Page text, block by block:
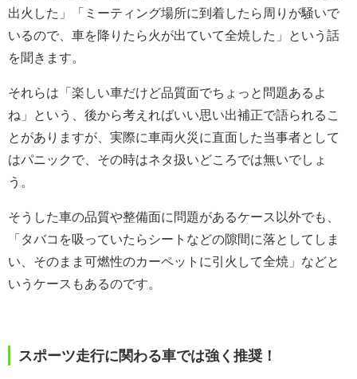
出火した」「ミーティング場所に到着したら周りが騒いで
いるので、車を降りたら火が出ていて全焼した」という話
を聞きます。
それらは「楽しい車だけど品質面でちょっと問題あるよ
ね」という、後から考えればいい思い出補正で語られるこ
とがありますが、実際に車両火災に直面した当事者として
はパニックで、その時はネタ扱いどころでは無いでしょ
う。
そうした車の品質や整備面に問題があるケース以外でも、
「タバコを吸っていたらシートなどの隙間に落としてしま
い、そのまま可燃性のカーペットに引火して全焼」などと
いうケースもあるのです。
スポーツ走行に関わる車では強く推奨！